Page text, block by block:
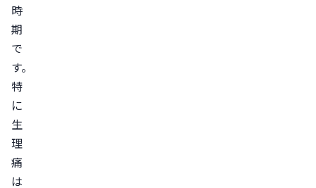
時
期
で
す。
特
に
生
理
痛
は